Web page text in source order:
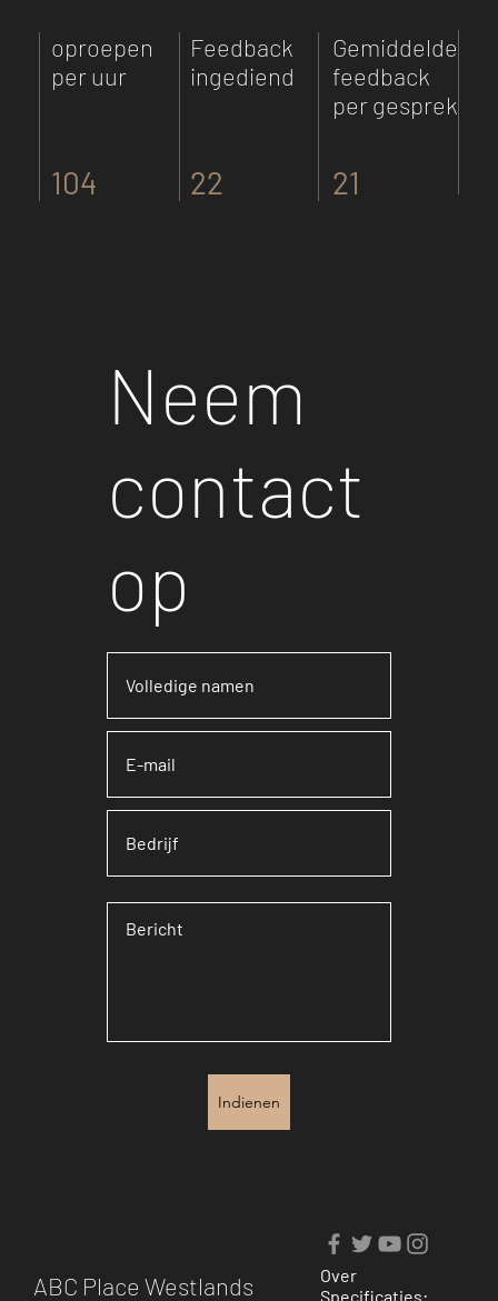
oproepen
per uur
104
Feedback
ingediend
22
Gemiddelde
feedback
per gesprek
21
Neem
contact
op
Indienen
ABC Place Westlands
Over
Specificaties: